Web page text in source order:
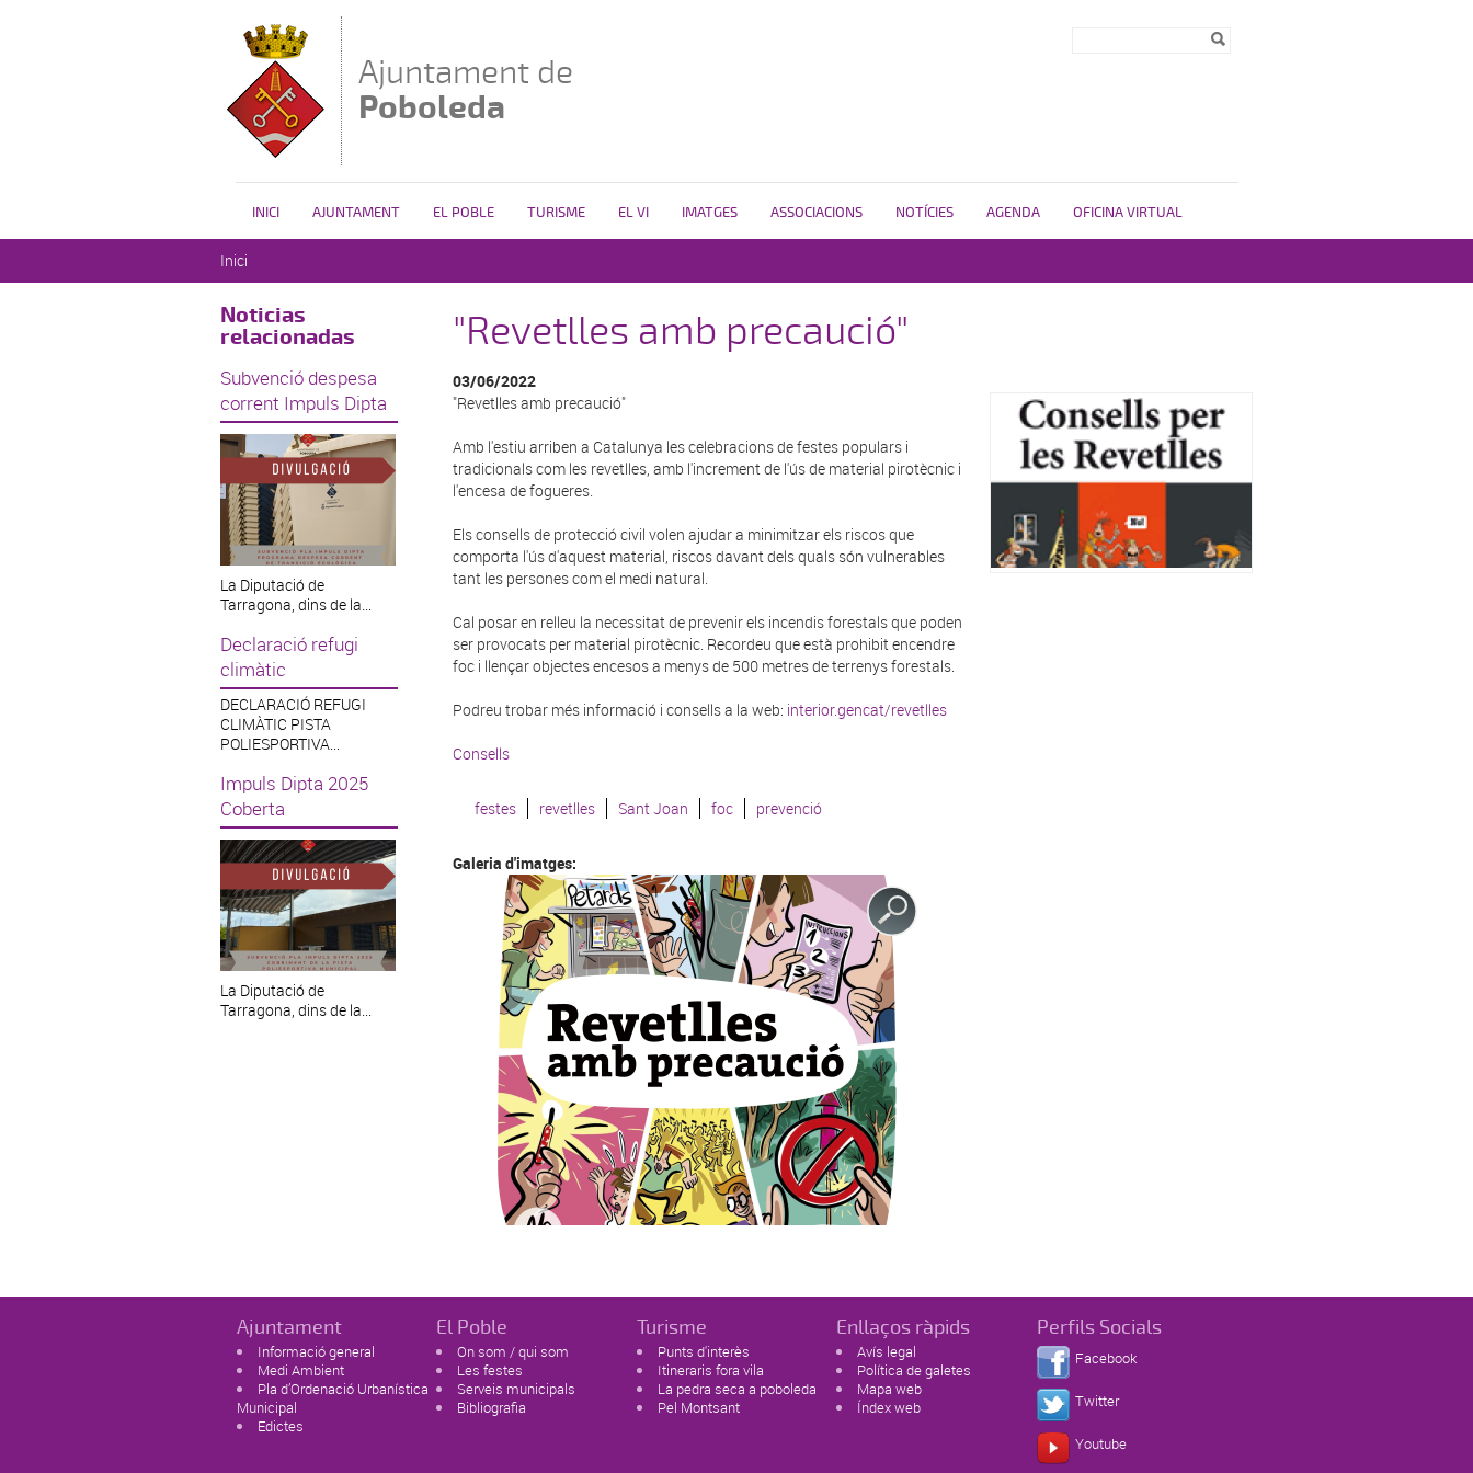
Ajuntament de
Poboleda
INICI AJUNTAMENT EL POBLE TURISME EL VI IMATGES ASSOCIACIONS NOTÍCIES AGENDA OFICINA VIRTUAL
Inici
Noticias
relacionadas
Subvenció despesa
corrent Impuls Dipta
La Diputació de
Tarragona, dins de la...
Declaració refugi
climàtic
DECLARACIÓ REFUGI
CLIMÀTIC PISTA
POLIESPORTIVA...
Impuls Dipta 2025
Coberta
La Diputació de
Tarragona, dins de la...
"Revetlles amb precaució"
03/06/2022
"Revetlles amb precaució"
Amb l'estiu arriben a Catalunya les celebracions de festes populars i
tradicionals com les revetlles, amb l'increment de l'ús de material pirotècnic i
l'encesa de fogueres.
Els consells de protecció civil volen ajudar a minimitzar els riscos que
comporta l'ús d'aquest material, riscos davant dels quals són vulnerables
tant les persones com el medi natural.
Cal posar en relleu la necessitat de prevenir els incendis forestals que poden
ser provocats per material pirotècnic. Recordeu que està prohibit encendre
foc i llençar objectes encesos a menys de 500 metres de terrenys forestals.
Podreu trobar més informació i consells a la web: interior.gencat/revetlles
Consells
festes revetlles Sant Joan foc prevenció
Galeria d'imatges:
Ajuntament
Informació general
Medi Ambient
Pla d’Ordenació Urbanística
Municipal
Edictes
El Poble
On som / qui som
Les festes
Serveis municipals
Bibliografia
Turisme
Punts d'interès
Itineraris fora vila
La pedra seca a poboleda
Pel Montsant
Enllaços ràpids
Avís legal
Política de galetes
Mapa web
Índex web
Perfils Socials
Facebook
Twitter
Youtube